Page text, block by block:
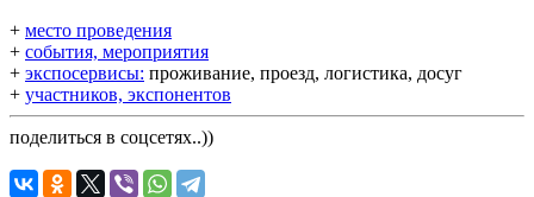
+ место проведения
+ события, мероприятия
+ экспосервисы: проживание, проезд, логистика, досуг
+ участников, экспонентов
поделиться в соцсетях..))